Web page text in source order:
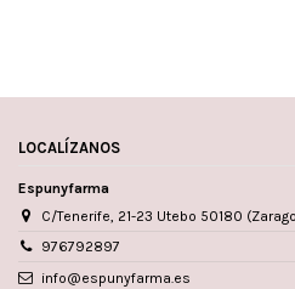
LOCALÍZANOS
Espunyfarma
C/Tenerife, 21-23 Utebo 50180
976792897
info@espunyfarma.es